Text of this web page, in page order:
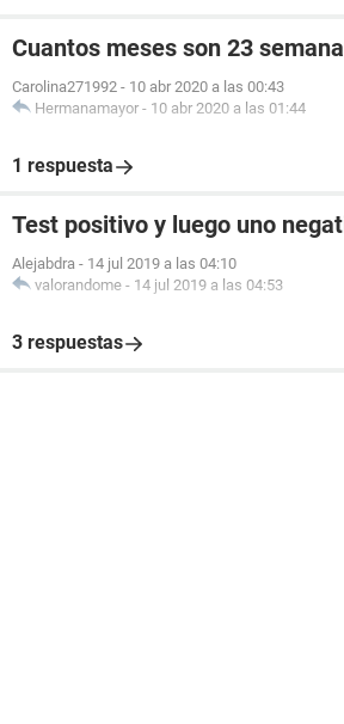
Cuantos meses son 23
Carolina271992 - 10 abr 2020 a las 00:43
Hermanamayor - 10 abr 2020 a las 01:44
1 respuesta
Test positivo y luego uno
Alejabdra - 14 jul 2019 a las 04:10
valorandome - 14 jul 2019 a las 04:53
3 respuestas